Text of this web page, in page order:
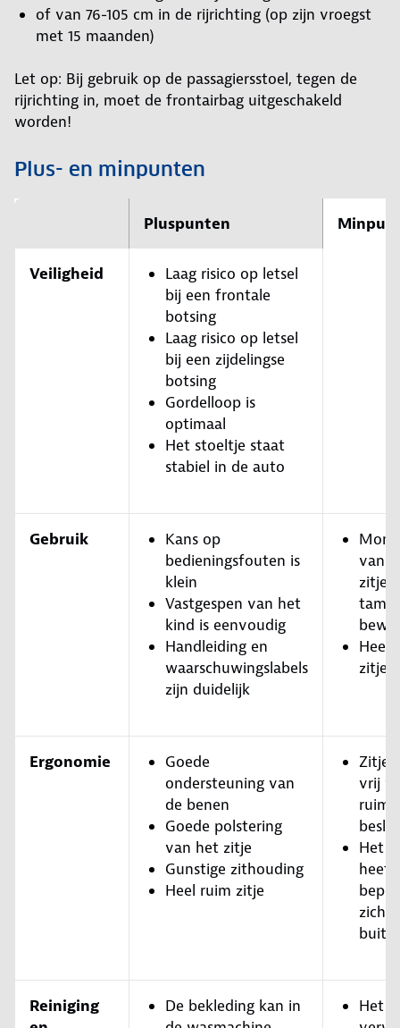
of van 76-105 cm in de rijrichting (op zijn vroegst
met 15 maanden)
Let op: Bij gebruik op de passagiersstoel, tegen de
rijrichting in, moet de frontairbag uitgeschakeld
worden!
Plus- en minpunten
Pluspunten
Veiligheid
Laag risico op letsel
bij een frontale
botsing
Laag risico op letsel
bij een zijdelingse
botsing
Gordelloop is
optimaal
Het stoeltje staat
stabiel in de auto
Gebruik
Kans op
bedieningsfouten is
klein
Vastgespen van het
kind is eenvoudig
Handleiding en
waarschuwingslabels
zijn duidelijk
van
zitje
Heel
zitje
Ergonomie
Goede
ondersteuning van
de benen
Goede polstering
van het zitje
Gunstige zithouding
Heel ruim zitje
Zitje
vrij
Het
heeft
zicht
Reiniging
De bekleding kan in
Het